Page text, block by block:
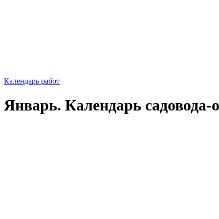
Календарь работ
Январь. Календарь садовода-